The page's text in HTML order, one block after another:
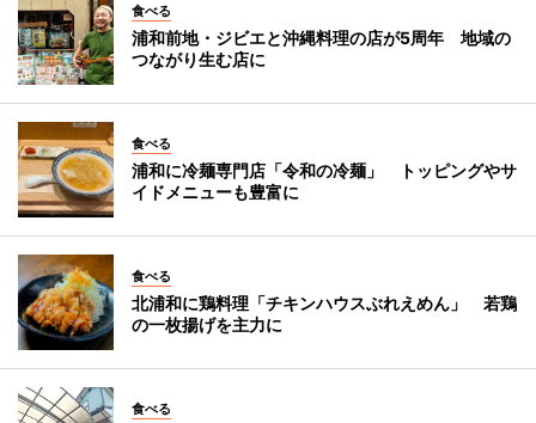
食べる
浦和前地・ジビエと沖縄料理の店が5周年 地域の
つながり生む店に
食べる
浦和に冷麺専門店「令和の冷麺」 トッピングやサ
イドメニューも豊富に
食べる
北浦和に鶏料理「チキンハウスぶれえめん」 若鶏
の一枚揚げを主力に
食べる